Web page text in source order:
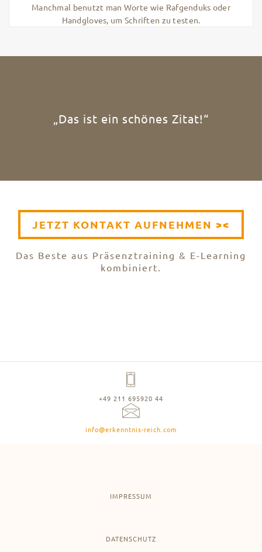
Manchmal benutzt man Worte wie Rafgenduks oder
Handgloves, um Schriften zu testen.
„Das ist ein schönes Zitat!“
JETZT KONTAKT AUFNEHMEN ><
Das Beste aus Präsenztraining & E-Learning
kombiniert.
+49 211 695920 44
info@erkenntnis-reich.com
IMPRESSUM
DATENSCHUTZ